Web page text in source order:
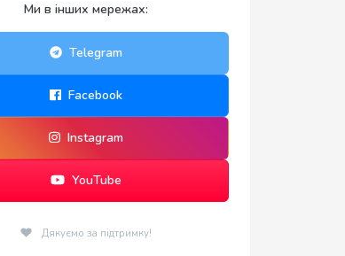
Ми в інших мережах:
Telegram
Facebook
Instagram
YouTube
Дякуємо за підтримку!